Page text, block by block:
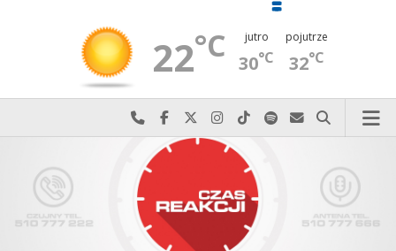
22°C jutro
30°C
pojutrze
32°C
Najlepiej po prostu do nas zadzwoń
Odwiedź nas na Facebook-u
Odwiedź nas na X
Odwiedź nas na Instagram-ie
Odwiedź nas na TikTok-u
Szukaj nas na Spotify
Wyślij do nas
Szukaj